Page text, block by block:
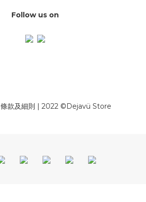
Follow us on
條款及細則 | 2022 ©Dejavü Store